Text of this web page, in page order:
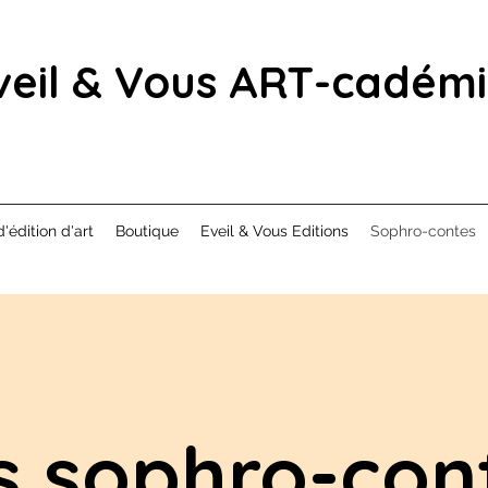
& Vous ART-
d'art Boutique Eveil & Vous Editions Sophro-contes